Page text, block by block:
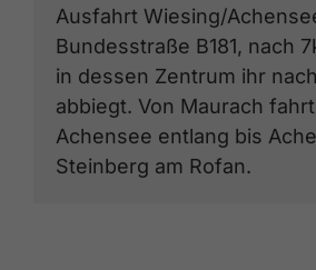
Ausfahrt Wiesing/
Bundesstraße B181, nach
in dessen Zentrum ihr
abbiegt. Von Maurach
Achensee entlang bis
Steinberg am Rofan.